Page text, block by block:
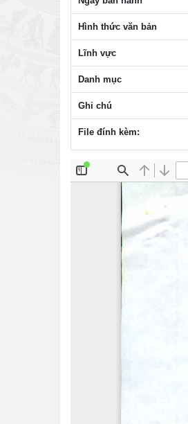
Hình thức văn bản
Lĩnh vực
Danh mục
Ghi chú
File đính kèm: